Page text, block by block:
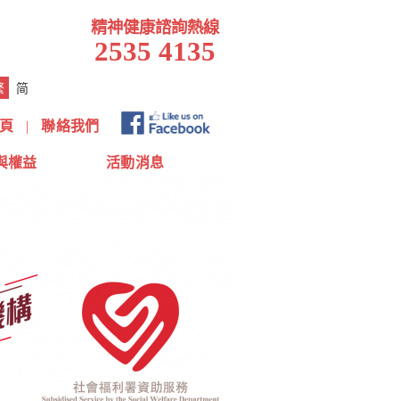
精神健康諮詢熱線
2535 4135
简
| 聯絡我們
權益 活動消息